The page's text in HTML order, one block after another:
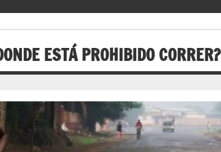
ESTÁ PROHIBIDO CORRER?